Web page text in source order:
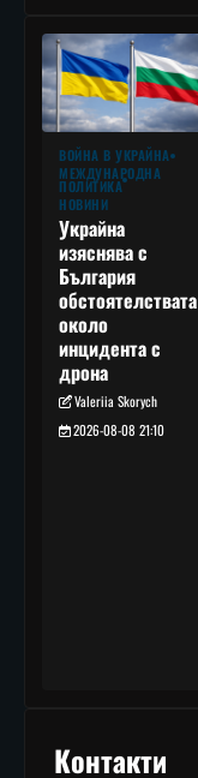
ВОЙНА В УКРАЙНА
МЕЖДУНАРОДНА
ПОЛИТИКА
НОВИНИ
Украйна
изяснява с
България
обстоятелствата
около
инцидента с
дрона
Valeriia Skorych
2026-08-08 21:10
Контакти